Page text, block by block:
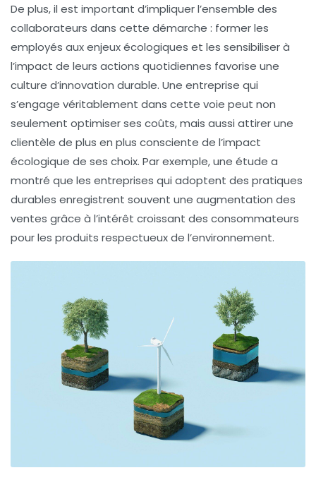
De plus, il est important d’impliquer l’ensemble des
collaborateurs dans cette démarche : former les
employés aux enjeux écologiques et les sensibiliser à
l’impact de leurs actions quotidiennes favorise une
culture d’innovation durable. Une entreprise qui
s’engage véritablement dans cette voie peut non
seulement optimiser ses coûts, mais aussi attirer une
clientèle de plus en plus consciente de l’impact
écologique de ses choix. Par exemple, une étude a
montré que les entreprises qui adoptent des pratiques
durables enregistrent souvent une augmentation des
ventes grâce à l’intérêt croissant des consommateurs
pour les produits respectueux de l’environnement.